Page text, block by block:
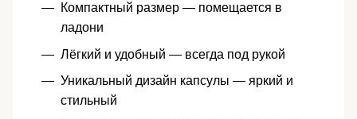
Компактный размер — помещается в
ладони
Лёгкий и удобный — всегда под рукой
Уникальный дизайн капсулы — яркий и
стильный